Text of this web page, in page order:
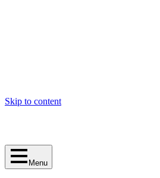
Skip to content
Menu